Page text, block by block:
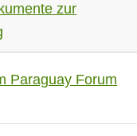
zur
Paraguay Forum